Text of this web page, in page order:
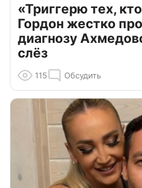
«Триггерю тех,
Гордон жестко
диагнозу
слёз
115 Обсудить